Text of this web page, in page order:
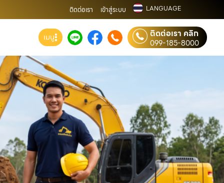
ติดต่อเรา เข้าสู่ระบบ LANGUAGE
เมนู ติดต่อเรา คลิก
099-185-8000